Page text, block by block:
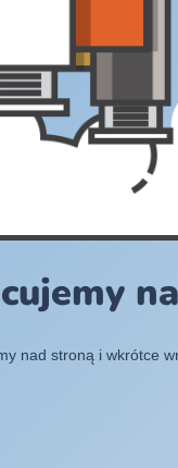
nad stroną i wkrótce